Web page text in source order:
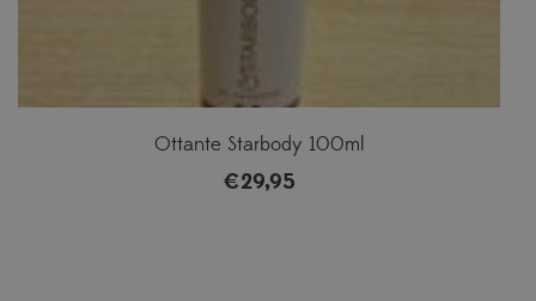
Ottante Starbody 100ml
€29,95